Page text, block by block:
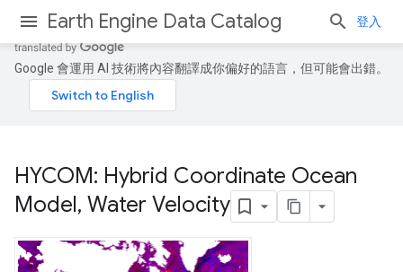
Earth Engine Data Catalog 登入
Google 會運用 AI 技術將內容翻譯成你偏好的語言，但可能會出錯。
HYCOM: Hybrid Coordinate Ocean
Model, Water Velocity